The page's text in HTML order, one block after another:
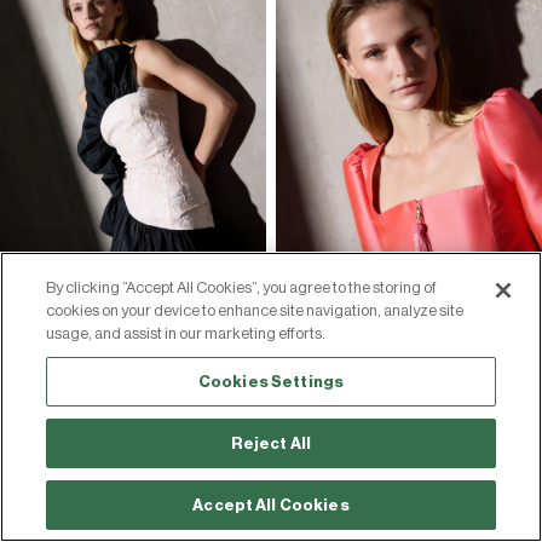
By clicking “Accept All Cookies”, you agree to the storing of
cookies on your device to enhance site navigation, analyze site
usage, and assist in our marketing efforts.
Cookies Settings
Reject All
Accept All Cookies